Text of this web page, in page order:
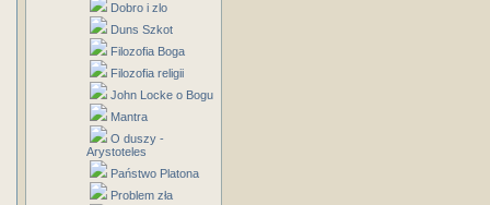
Dobro i zlo
Duns Szkot
Filozofia Boga
Filozofia religii
John Locke o Bogu
Mantra
O duszy -
Arystoteles
Państwo Platona
Problem zła